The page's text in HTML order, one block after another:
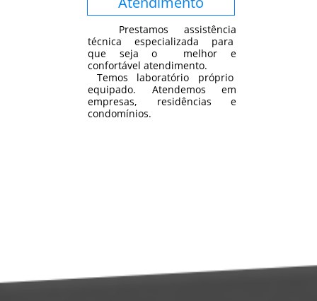
Prestamos assistência
técnica especializada para
que seja o melhor e
confortável atendimento.
Temos laboratório próprio
equipado. Atendemos em
empresas, residências e
condomínios.